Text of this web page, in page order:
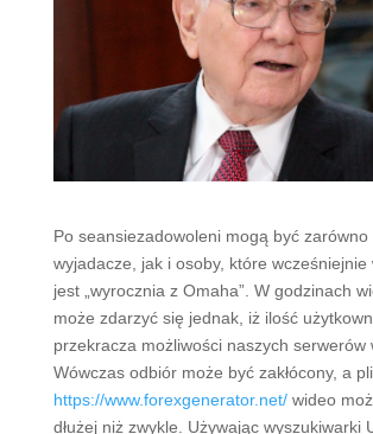
Po seansiezadowoleni mogą być zarówno
wyjadacze, jak i osoby, które wcześniejnie
jest „wyrocznia z Omaha”. W godzinach
może zdarzyć się jednak, iż ilość
przekracza możliwości naszych serwerów
Wówczas odbiór może być zakłócony, a
https://www.forexgenerator.net/wideo
dłużej niż zwykle. Używając wyszukiwarki